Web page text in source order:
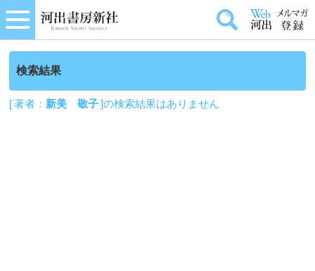
検索結果
[ 著者： 新美 敬子]の検索結果はありません